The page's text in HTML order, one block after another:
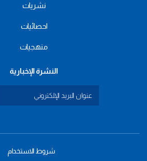
نشريات
احصائيات
منهجيات
النشرة الإخبارية
شروط الاستخدام